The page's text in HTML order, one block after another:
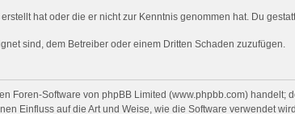
hat oder die er nicht zur Kenntnis genommen hat. Du
sind, dem Betreiber oder einem Dritten Schaden zuzufügen.
Foren-Software von phpBB Limited (www.phpbb.com) handelt;
Einfluss auf die Art und Weise, wie die Software verwendet